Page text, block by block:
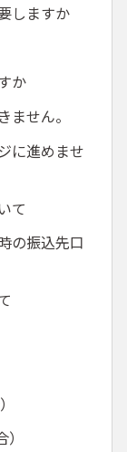
しますか
か
せん。
に進めませ
て
の振込先口